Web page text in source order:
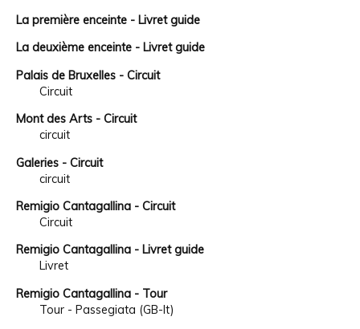
La première enceinte - Livret guide
La deuxième enceinte - Livret guide
Palais de Bruxelles - Circuit
Circuit
Mont des Arts - Circuit
circuit
Galeries - Circuit
circuit
Remigio Cantagallina - Circuit
Circuit
Remigio Cantagallina - Livret guide
Livret
Remigio Cantagallina - Tour
Tour - Passegiata (GB-It)